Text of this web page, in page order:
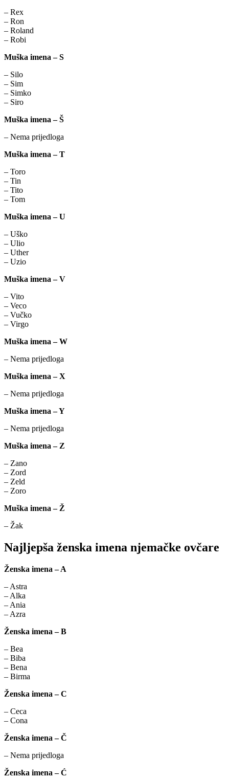
– Rex
– Ron
– Roland
– Robi
Muška imena – S
– Silo
– Sim
– Simko
– Siro
Muška imena – Š
– Nema prijedloga
Muška imena – T
– Toro
– Tin
– Tito
– Tom
Muška imena – U
– Uško
– Ulio
– Uther
– Uzio
Muška imena – V
– Vito
– Veco
– Vučko
– Virgo
Muška imena – W
– Nema prijedloga
Muška imena – X
– Nema prijedloga
Muška imena – Y
– Nema prijedloga
Muška imena – Z
– Zano
– Zord
– Zeld
– Zoro
Muška imena – Ž
– Žak
Najljepša ženska imena njemačke ovčare
Ženska imena – A
– Astra
– Alka
– Ania
– Azra
Ženska imena – B
– Bea
– Biba
– Bena
– Birma
Ženska imena – C
– Ceca
– Cona
Ženska imena – Č
– Nema prijedloga
Ženska imena – Ć